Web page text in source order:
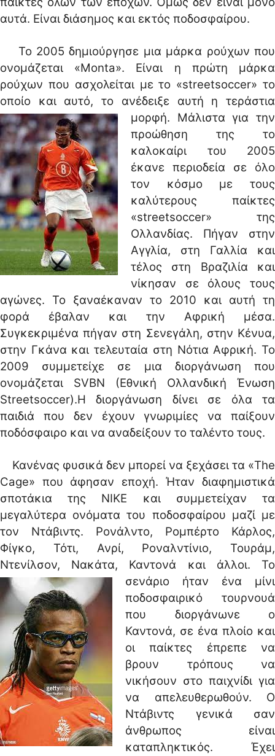
αυτά. Είναι διάσημος και εκτός ποδοσφαίρου.
Το 2005 δημιούργησε μια μάρκα ρούχων που
ονομάζεται «Monta». Είναι η πρώτη μάρκα
ρούχων που ασχολείται με το «streetsoccer» το
οποίο και αυτό, το ανέδειξε αυτή η τεράστια
μορφή. Μάλιστα για την
προώθηση της το
καλοκαίρι του 2005
έκανε περιοδεία σε όλο
τον κόσμο με τους
καλύτερους παίκτες
«streetsoccer» της
Ολλανδίας. Πήγαν στην
Αγγλία, στη Γαλλία και
τέλος στη Βραζιλία και
νίκησαν σε όλους τους
αγώνες. Το ξαναέκαναν το 2010 και αυτή τη
φορά έβαλαν και την Αφρική μέσα.
Συγκεκριμένα πήγαν στη Σενεγάλη, στην Κένυα,
στην Γκάνα και τελευταία στη Νότια Αφρική. Το
2009 συμμετείχε σε μια διοργάνωση που
ονομάζεται SVBN (Εθνική Ολλανδική Ένωση
Streetsoccer).Η διοργάνωση δίνει σε όλα τα
παιδιά που δεν έχουν γνωριμίες να παίξουν
ποδόσφαιρο και να αναδείξουν το ταλέντο τους.
Κανένας φυσικά δεν μπορεί να ξεχάσει τα «The
Cage» που άφησαν εποχή. Ήταν διαφημιστικά
σποτάκια της NIKE και συμμετείχαν τα
μεγαλύτερα ονόματα του ποδοσφαίρου μαζί με
τον Ντάβιντς. Ρονάλντο, Ρομπέρτο Κάρλος,
Φίγκο, Τότι, Ανρί, Ροναλντίνιο, Τουράμ,
Ντενίλσον, Νακάτα, Καντονά και άλλοι. Το
σενάριο ήταν ένα μίνι
ποδοσφαιρικό τουρνουά
που διοργάνωνε ο
Καντονά, σε ένα πλοίο και
οι παίκτες έπρεπε να
βρουν τρόπους να
νικήσουν στο παιχνίδι για
να απελευθερωθούν. Ο
Ντάβιντς γενικά σαν
άνθρωπος είναι
καταπληκτικός. Έχει